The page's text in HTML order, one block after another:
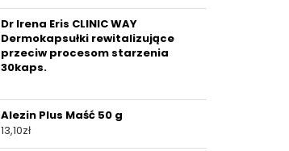
Dr Irena Eris CLINIC WAY
Dermokapsułki rewitalizujące
przeciw procesom starzenia
30kaps.
Alezin Plus Maść 50 g
13,10zł